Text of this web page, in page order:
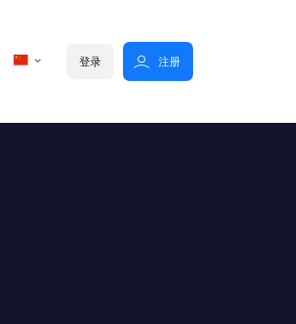
登录 注册